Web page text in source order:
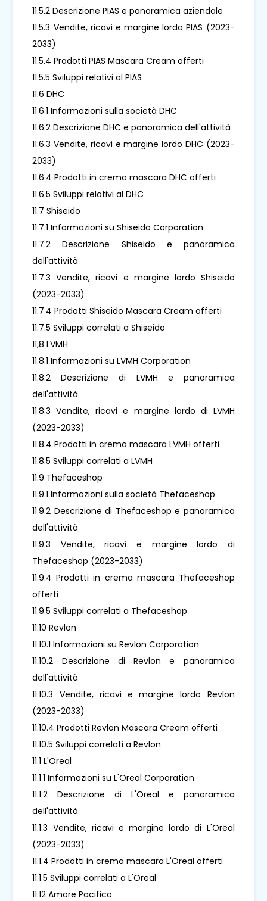
11.5.2 Descrizione PIAS e panoramica aziendale
11.5.3 Vendite, ricavi e margine lordo PIAS (2023-
2033)
11.5.4 Prodotti PIAS Mascara Cream offerti
11.5.5 Sviluppi relativi al PIAS
11.6 DHC
11.6.1 Informazioni sulla società DHC
11.6.2 Descrizione DHC e panoramica dell'attività
11.6.3 Vendite, ricavi e margine lordo DHC (2023-
2033)
11.6.4 Prodotti in crema mascara DHC offerti
11.6.5 Sviluppi relativi al DHC
11.7 Shiseido
11.7.1 Informazioni su Shiseido Corporation
11.7.2 Descrizione Shiseido e panoramica
dell'attività
11.7.3 Vendite, ricavi e margine lordo Shiseido
(2023-2033)
11.7.4 Prodotti Shiseido Mascara Cream offerti
11.7.5 Sviluppi correlati a Shiseido
11,8 LVMH
11.8.1 Informazioni su LVMH Corporation
11.8.2 Descrizione di LVMH e panoramica
dell'attività
11.8.3 Vendite, ricavi e margine lordo di LVMH
(2023-2033)
11.8.4 Prodotti in crema mascara LVMH offerti
11.8.5 Sviluppi correlati a LVMH
11.9 Thefaceshop
11.9.1 Informazioni sulla società Thefaceshop
11.9.2 Descrizione di Thefaceshop e panoramica
dell'attività
11.9.3 Vendite, ricavi e margine lordo di
Thefaceshop (2023-2033)
11.9.4 Prodotti in crema mascara Thefaceshop
offerti
11.9.5 Sviluppi correlati a Thefaceshop
11.10 Revlon
11.10.1 Informazioni su Revlon Corporation
11.10.2 Descrizione di Revlon e panoramica
dell'attività
11.10.3 Vendite, ricavi e margine lordo Revlon
(2023-2033)
11.10.4 Prodotti Revlon Mascara Cream offerti
11.10.5 Sviluppi correlati a Revlon
11.1 L'Oreal
11.1.1 Informazioni su L'Oreal Corporation
11.1.2 Descrizione di L'Oreal e panoramica
dell'attività
11.1.3 Vendite, ricavi e margine lordo di L'Oreal
(2023-2033)
11.1.4 Prodotti in crema mascara L'Oreal offerti
11.1.5 Sviluppi correlati a L'Oreal
11.12 Amore Pacifico